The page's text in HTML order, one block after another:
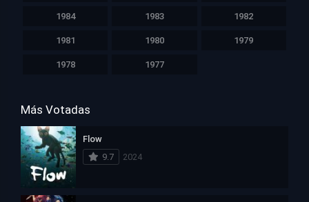
1984 1983 1982
1981 1980 1979
1978 1977
Más Votadas
Flow
9.7
2024